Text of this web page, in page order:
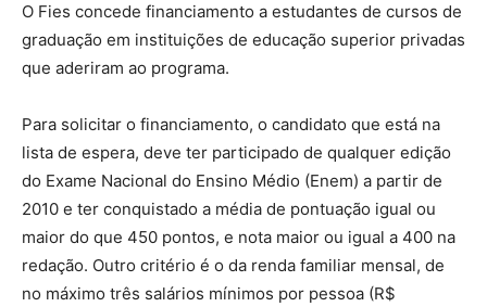
O Fies concede financiamento a estudantes de cursos de
graduação em instituições de educação superior privadas
que aderiram ao programa.
Para solicitar o financiamento, o candidato que está na
lista de espera, deve ter participado de qualquer edição
do Exame Nacional do Ensino Médio (Enem) a partir de
2010 e ter conquistado a média de pontuação igual ou
maior do que 450 pontos, e nota maior ou igual a 400 na
redação. Outro critério é o da renda familiar mensal, de
no máximo três salários mínimos por pessoa (R$